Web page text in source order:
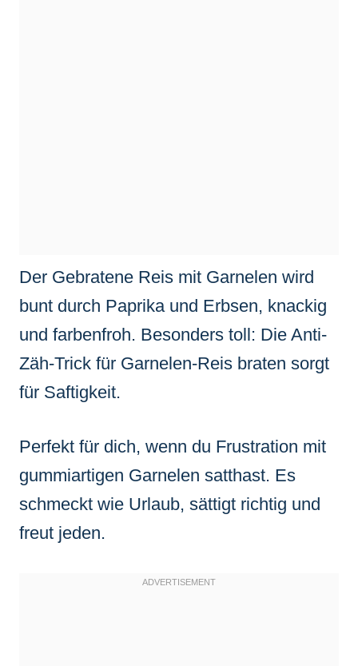
Der Gebratene Reis mit Garnelen wird
bunt durch Paprika und Erbsen, knackig
und farbenfroh. Besonders toll: Die Anti-
Zäh-Trick für Garnelen-Reis braten sorgt
für Saftigkeit.
Perfekt für dich, wenn du Frustration mit
gummiartigen Garnelen satthast. Es
schmeckt wie Urlaub, sättigt richtig und
freut jeden.